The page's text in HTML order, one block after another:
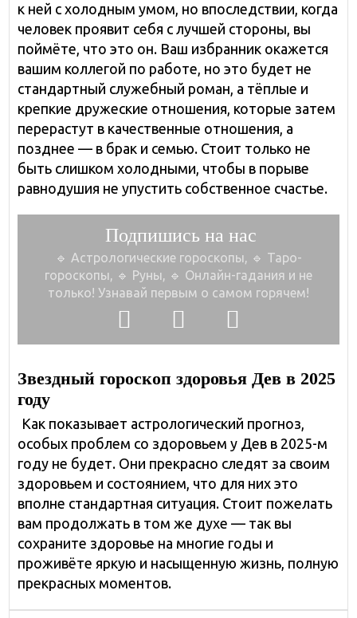
к ней с холодным умом, но впоследствии, когда
человек проявит себя с лучшей стороны, вы
поймёте, что это он. Ваш избранник окажется
вашим коллегой по работе, но это будет не
стандартный служебный роман, а тёплые и
крепкие дружеские отношения, которые затем
перерастут в качественные отношения, а
позднее — в брак и семью. Стоит только не
быть слишком холодными, чтобы в порыве
равнодушия не упустить собственное счастье.
Подпишись на нас
🔹 Астрологические гороскопы, 🔹 Таро-
гороскопы, 🔹 Руны, 🔹 Онлайн-гадания и не
только! Узнавай первым о самом горячем!
Звездный гороскоп здоровья Дев в 2025
году
Как показывает астрологический прогноз,
особых проблем со здоровьем у Дев в 2025-м
году не будет. Они прекрасно следят за своим
здоровьем и состоянием, что для них это
вполне стандартная ситуация. Стоит пожелать
вам продолжать в том же духе — так вы
сохраните здоровье на многие годы и
проживёте яркую и насыщенную жизнь, полную
прекрасных моментов.